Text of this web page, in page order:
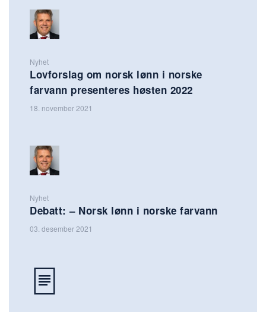
Nyhet
Lovforslag om norsk lønn i norske
farvann presenteres høsten 2022
18. november 2021
Nyhet
Debatt: – Norsk lønn i norske farvann
03. desember 2021